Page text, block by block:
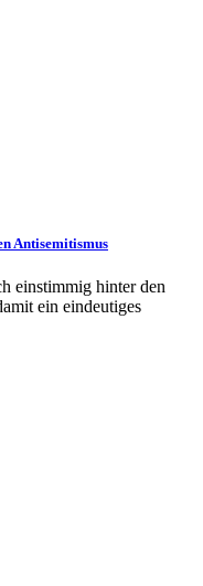
Antisemitismus
einstimmig hinter den
ein eindeutiges